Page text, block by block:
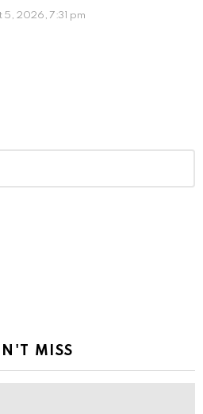
5, 2026, 7:31 pm
MISS